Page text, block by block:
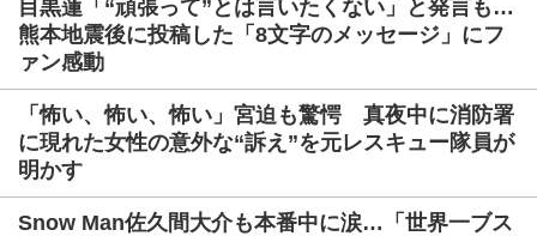
目黒蓮「“頑張って”とは言いたくない」と発言も…
熊本地震後に投稿した「8文字のメッセージ」にフ
ァン感動
「怖い、怖い、怖い」宮迫も驚愕 真夜中に消防署
に現れた女性の意外な“訴え”を元レスキュー隊員が
明かす
Snow Man佐久間大介も本番中に涙…「世界一ブス